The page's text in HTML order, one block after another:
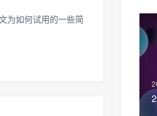
为如何试用的一些简